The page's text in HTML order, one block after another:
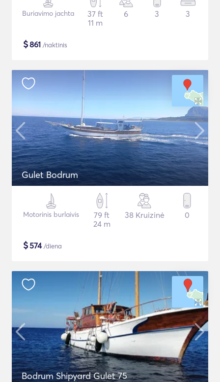
Buriavimo jachta
37 ft
11 m
6 3 3
$861 /naktinis
Gulet Bodrum
Motorinis burlaivis
79 ft
24 m
38 Kruizinė 0
$574/diena
Bodrum Shipyard Gulet 75